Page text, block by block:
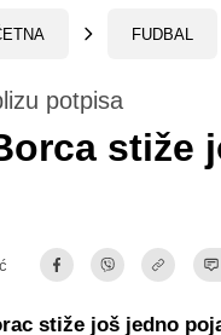
FUDBAL
potpisa
stiže
stiže još jedno